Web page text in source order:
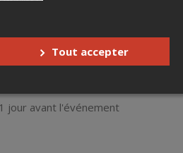
et costume fantastique ✨️
jour avant l'événement
Tout accepter